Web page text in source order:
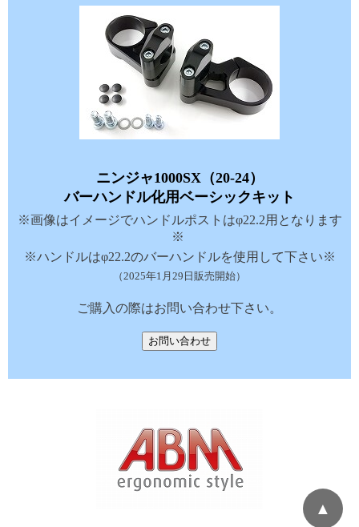
ニンジャ1000SX（20-24）
バーハンドル化用ベーシックキット
※画像はイメージでハンドルポストはφ22.2用となります
※
※ハンドルはφ22.2のバーハンドルを使用して下さい※
（2025年1月29日販売開始）
ご購入の際はお問い合わせ下さい。
▲